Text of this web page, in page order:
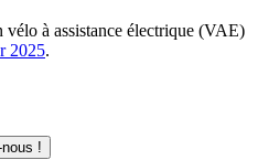
à assistance électrique (VAE)
2025.
!